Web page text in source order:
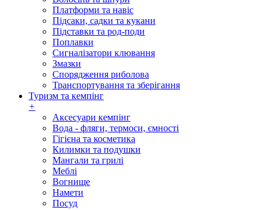
Платформи та навіс
Підсаки, садки та кукани
Підставки та род-поди
Поплавки
Сигналізатори клювання
Змазки
Спорядження риболова
Транспортування та зберігання
Туризм та кемпінг
+
Аксесуари кемпінг
Вода - фляги, термоси, ємності
Гігієна та косметика
Килимки та подушки
Мангали та грилі
Меблі
Вогнище
Намети
Посуд